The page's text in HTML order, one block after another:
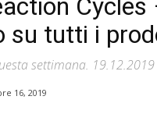
Cycles
su tutti i
settimana. 19.12.2019
16, 2019